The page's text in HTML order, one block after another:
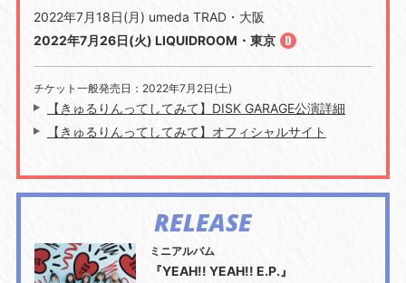
2022年7月18日(月) umeda TRAD・大阪
2022年7月26日(火) LIQUIDROOM・東京
チケット一般発売日：2022年7月2日(土)
【きゅるりんってしてみて】DISK GARAGE公演詳細
【きゅるりんってしてみて】オフィシャルサイト
RELEASE
ミニアルバム
『YEAH!! YEAH!! E.P.』